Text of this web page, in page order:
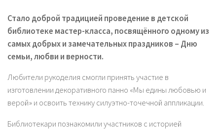
Стало доброй традицией проведение в детской
библиотеке мастер-класса, посвящённого одному из
самых добрых и замечательных праздников – Дню
семьи, любви и верности.
Любители рукоделия смогли принять участие в
изготовлении декоративного панно «Мы едины любовью и
верой» и освоить технику силуэтно-точечной аппликации.
Библиотекари познакомили участников с историей